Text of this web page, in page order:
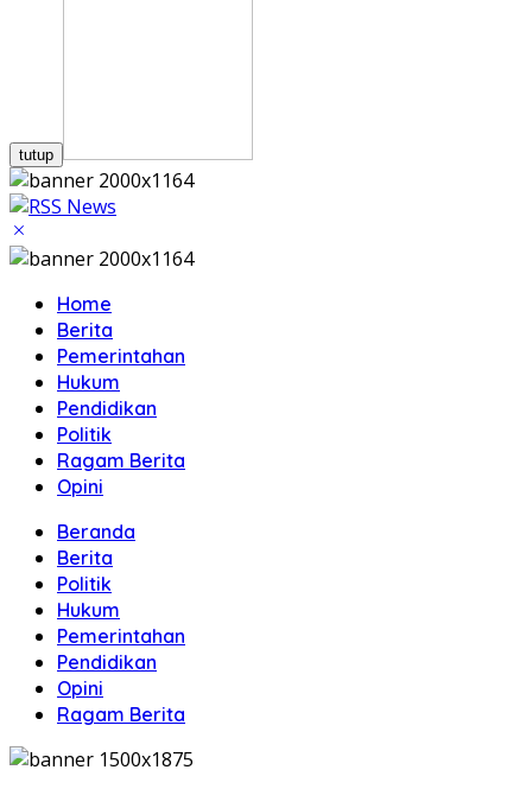
tutup
Home
Berita
Pemerintahan
Hukum
Pendidikan
Politik
Ragam Berita
Opini
Beranda
Berita
Politik
Hukum
Pemerintahan
Pendidikan
Opini
Ragam Berita